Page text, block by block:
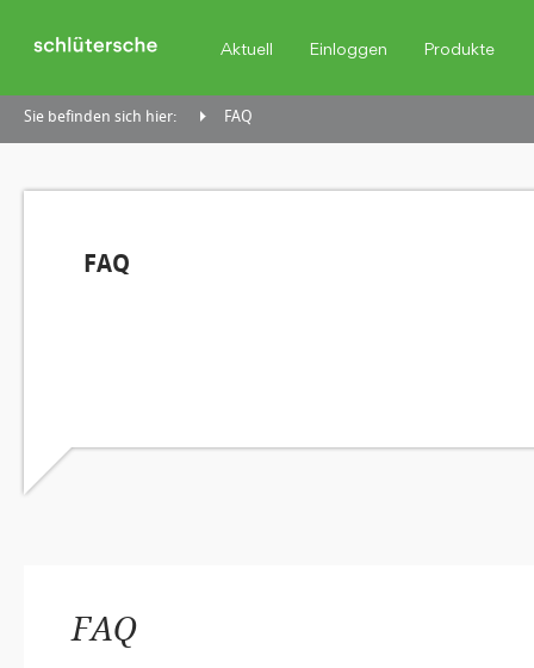
Aktuell Einloggen Produkte
Sie befinden sich hier: FAQ
FAQ
FAQ